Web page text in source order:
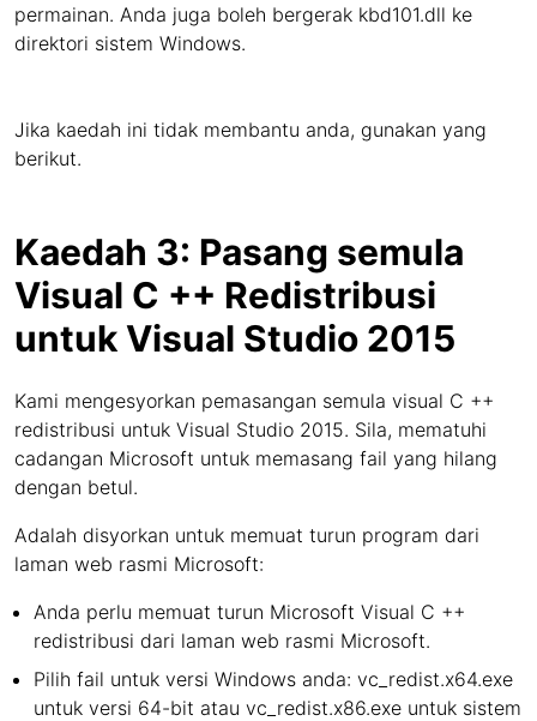
permainan. Anda juga boleh bergerak kbd101.dll ke
direktori sistem Windows.
Jika kaedah ini tidak membantu anda, gunakan yang
berikut.
Kaedah 3: Pasang semula
Visual C ++ Redistribusi
untuk Visual Studio 2015
Kami mengesyorkan pemasangan semula visual C ++
redistribusi untuk Visual Studio 2015. Sila, mematuhi
cadangan Microsoft untuk memasang fail yang hilang
dengan betul.
Adalah disyorkan untuk memuat turun program dari
laman web rasmi Microsoft:
Anda perlu memuat turun Microsoft Visual C ++
redistribusi dari laman web rasmi Microsoft.
Pilih fail untuk versi Windows anda: vc_redist.x64.exe
untuk versi 64-bit atau vc_redist.x86.exe untuk sistem